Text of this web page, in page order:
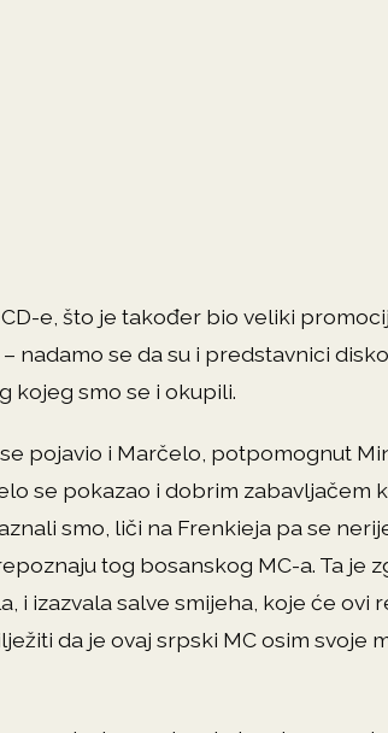
e, što je također bio veliki
nadamo se da su i predstavnici
kojeg smo se i okupili.
pojavio i Marčelo, potpomognut
se pokazao i dobrim zabavljačem
smo, liči na Frenkieja pa se
tog bosanskog MC-a. Ta je
i izazvala salve smijeha, koje će ovi
da je ovaj srpski MC osim svoje